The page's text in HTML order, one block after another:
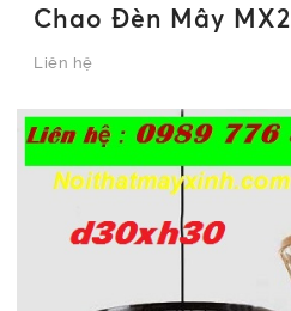
Chao Đèn Mây MX2
Liên hệ